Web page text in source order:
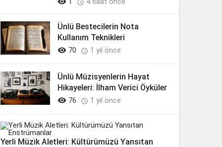

Ünlü Bestecilerin Nota
Kullanım Teknikleri
 70  1 yıl önce
Ünlü Müzisyenlerin Hayat
Hikayeleri: İlham Verici Öyküler
 76  1 yıl önce
Yerli Müzik Aletleri: Kültürümüzü Yansıtan